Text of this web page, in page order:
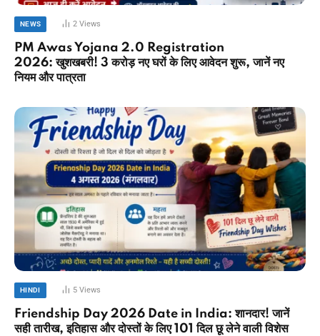
NEWS 2Views
PM Awas Yojana 2.0 Registration
2026: खुशखबरी! 3 करोड़ नए घरों के लिए आवेदन शुरू, जानें नए
नियम और पात्रता
HINDI 5 Views
Friendship Day 2026 Date in India: शानदार! जानें
सही तारीख, इतिहास और दोस्तों के लिए 101 दिल छू लेने वाली विशेस